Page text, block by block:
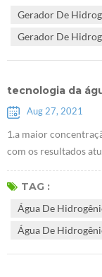
de gás diatômico c...
Gerador De
Gerador De
tecnologia da
Aug 27, 2021
1.a maior
com os resultados
hidrogênio, mais
necessário enfatizar
cuidado com a
indicador c...
TAG :
Água De
Água De